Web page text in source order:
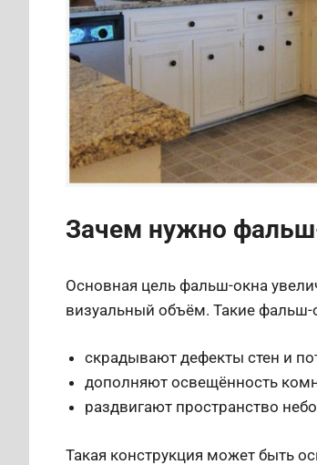
Зачем нужно
Основная цель фальш-окна
визуальный объём. Такие
скрадывают дефекты стен и
дополняют освещённость
раздвигают пространство
Такая конструкция может быть